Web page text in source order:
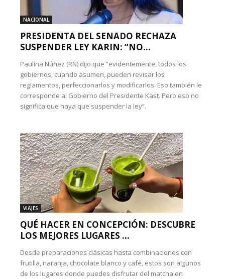
NACIONAL
PRESIDENTA DEL SENADO RECHAZA
SUSPENDER LEY KARIN: “NO...
Paulina Núñez (RN) dijo que “evidentemente, todos los
gobiernos, cuando asumen, pueden revisar los
reglamentos, perfeccionarlos y modificarlos. Eso también le
corresponde al Gobierno del Presidente Kast. Pero eso no
significa que haya que suspender la ley”.
VIAJES
QUÉ HACER EN CONCEPCIÓN: DESCUBRE
LOS MEJORES LUGARES ...
Desde preparaciones clásicas hasta combinaciones con
frutilla, naranja, chocolate blanco y café, estos son algunos
de los lugares donde puedes disfrutar del matcha en